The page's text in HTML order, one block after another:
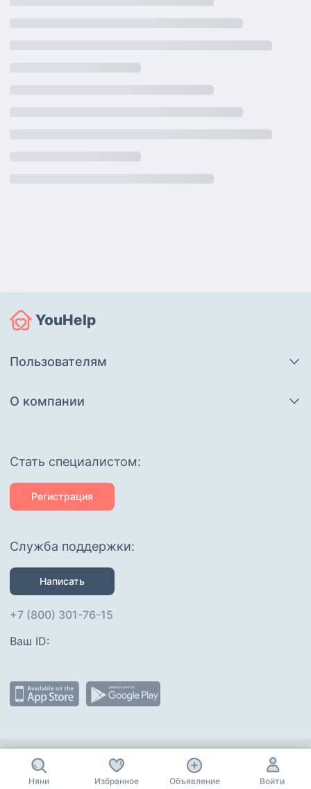
YouHelp
Пользователям
О компании
Cтать специалистом:
Регистрация
Служба поддержки:
Написать
+7 (800) 301-76-15
Ваш ID:
Присоединяйтесь :
Няни Избранное Объявление Войти